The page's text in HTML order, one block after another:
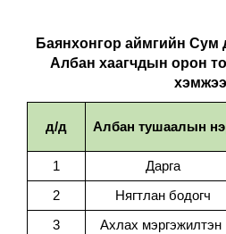
Баянхонгор аймгийн
Албан хаагчдын орон
хэмжээ
д/д Албан тушаалын
1
Дарга
2
Нягтлан бодогч
3
Ахлах мэргэжилтэн